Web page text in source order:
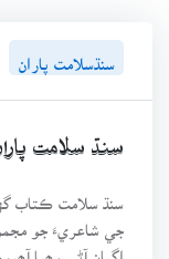
سنڌسلامت پاران
سنڌ سلامت
سنڌ سلامت ڪتاب
جي شاعريءَ جو
اڳيان آڻي رھيا